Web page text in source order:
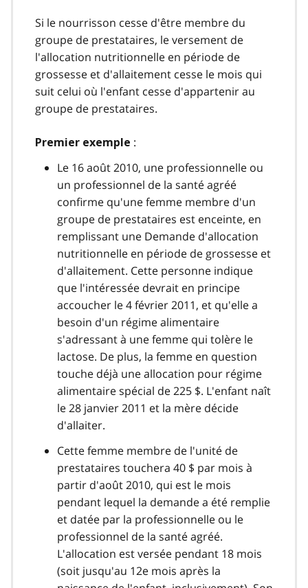
Si le nourrisson cesse d'être membre du
groupe de prestataires, le versement de
l'allocation nutritionnelle en période de
grossesse et d'allaitement cesse le mois qui
suit celui où l'enfant cesse d'appartenir au
groupe de prestataires.
Premier exemple :
Le 16 août 2010, une professionnelle ou
un professionnel de la santé agréé
confirme qu'une femme membre d'un
groupe de prestataires est enceinte, en
remplissant une Demande d'allocation
nutritionnelle en période de grossesse et
d'allaitement. Cette personne indique
que l'intéressée devrait en principe
accoucher le 4 février 2011, et qu'elle a
besoin d'un régime alimentaire
s'adressant à une femme qui tolère le
lactose. De plus, la femme en question
touche déjà une allocation pour régime
alimentaire spécial de 225 $. L'enfant naît
le 28 janvier 2011 et la mère décide
d'allaiter.
Cette femme membre de l'unité de
prestataires touchera 40 $ par mois à
partir d'août 2010, qui est le mois
pendant lequel la demande a été remplie
et datée par la professionnelle ou le
professionnel de la santé agréé.
L'allocation est versée pendant 18 mois
(soit jusqu'au 12e mois après la